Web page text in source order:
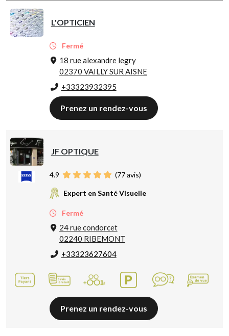
L'OPTICIEN
Fermé
18 rue alexandre legry
02370 VAILLY SUR AISNE
+33323932395
Prenez un rendez-vous
JF OPTIQUE
4.9 (77avis)
Expert en Santé Visuelle
Fermé
24 rue condorcet
02240 RIBEMONT
+33323627604
Prenez un rendez-vous